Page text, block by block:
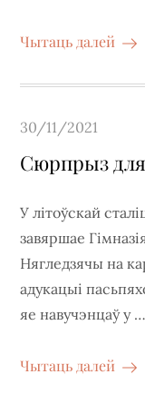
Чытаць далей
Posted
on
30/11/2021
Сюрпрыз для
У літоўскай
завяршае
Нягледзячы на
адукацыі
яе навучэнцаў у …
Чытаць далей